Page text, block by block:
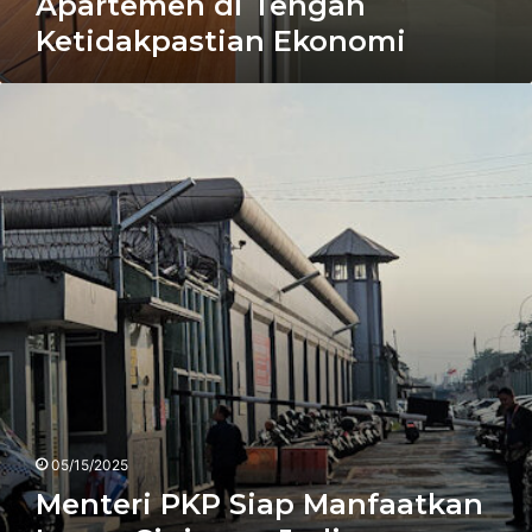
Ketidakpastian Ekonomi
Lapas
Cipinang
Jadi
Perumahan
05/15/2025
Menteri PKP Siap Manfaatkan